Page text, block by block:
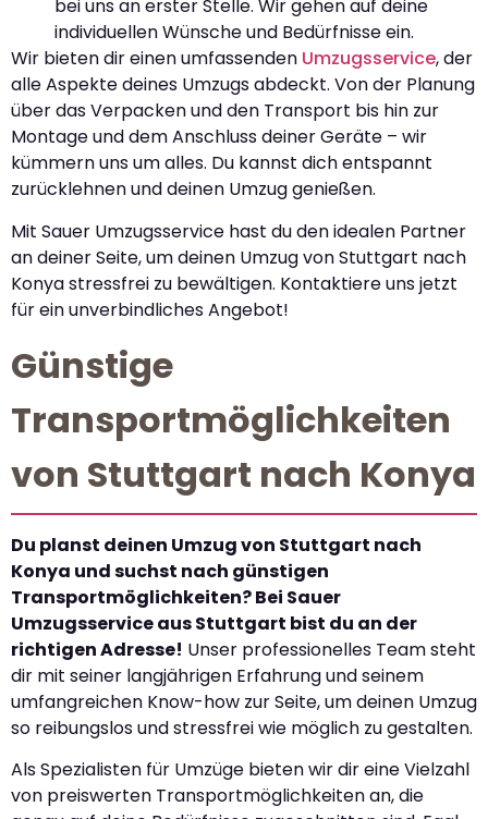
bei uns an erster Stelle. Wir gehen auf deine
individuellen Wünsche und Bedürfnisse ein.
Wir bieten dir einen umfassenden Umzugsservice, der
alle Aspekte deines Umzugs abdeckt. Von der Planung
über das Verpacken und den Transport bis hin zur
Montage und dem Anschluss deiner Geräte – wir
kümmern uns um alles. Du kannst dich entspannt
zurücklehnen und deinen Umzug genießen.
Mit Sauer Umzugsservice hast du den idealen Partner
an deiner Seite, um deinen Umzug von Stuttgart nach
Konya stressfrei zu bewältigen. Kontaktiere uns jetzt
für ein unverbindliches Angebot!
Günstige
Transportmöglichkeiten
von Stuttgart nach Konya
Du planst deinen Umzug von Stuttgart nach
Konya und suchst nach günstigen
Transportmöglichkeiten? Bei Sauer
Umzugsservice aus Stuttgart bist du an der
richtigen Adresse! Unser professionelles Team steht
dir mit seiner langjährigen Erfahrung und seinem
umfangreichen Know-how zur Seite, um deinen Umzug
so reibungslos und stressfrei wie möglich zu gestalten.
Als Spezialisten für Umzüge bieten wir dir eine Vielzahl
von preiswerten Transportmöglichkeiten an, die